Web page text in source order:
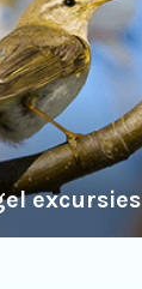
excursies